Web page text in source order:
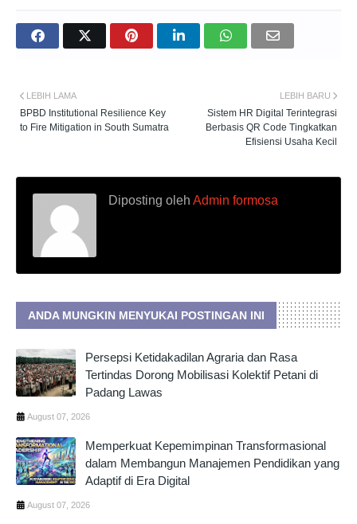
LEBIH BARU
Sistem HR Digital Terintegrasi
Berbasis QR Code Tingkatkan
Efisiensi Usaha Kecil
LEBIH LAMA
BPBD Institutional Resilience Key
to Fire Mitigation in South Sumatra
Diposting oleh Admin formosa
ANDA MUNGKIN MENYUKAI POSTINGAN INI
Persepsi Ketidakadilan Agraria dan Rasa
Tertindas Dorong Mobilisasi Kolektif Petani di
Padang Lawas
August 07, 2026
Memperkuat Kepemimpinan Transformasional
dalam Membangun Manajemen Pendidikan yang
Adaptif di Era Digital
August 07, 2026